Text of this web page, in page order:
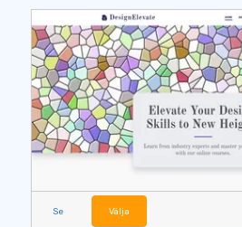
Se Välja